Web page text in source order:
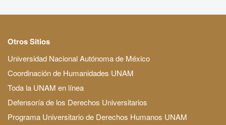
Otros Sitios
Universidad Nacional Autónoma de México
Coordinación de Humanidades UNAM
Toda la UNAM en línea
Defensoría de los Derechos Universitarios
Programa Universitario de Derechos Humanos UNAM